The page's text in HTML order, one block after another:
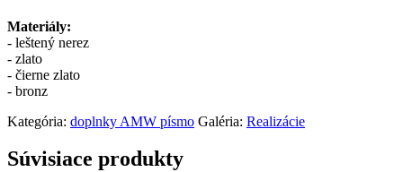
Materiály:
- leštený nerez
- zlato
- čierne zlato
- bronz
Kategória: doplnky AMW písmo Galéria: Realizácie
Súvisiace produkty